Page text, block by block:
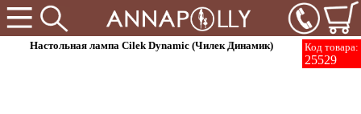
Код товара:
25529
Настольная лампа Cilek Dynamic (Чилек Динамик)